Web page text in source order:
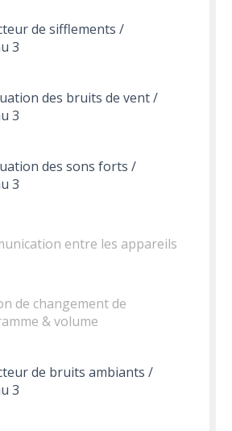
de sifflements /
3
des bruits de vent /
3
des sons forts /
3
entre les appareils
de changement de
& volume
de bruits ambiants /
3